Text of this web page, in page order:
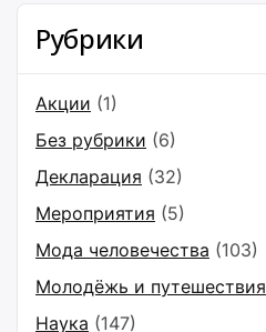
Рубрики
Акции (1)
Без рубрики (6)
Декларация (32)
Мероприятия (5)
Мода человечества (103)
Молодёжь и путешествия
Наука (147)